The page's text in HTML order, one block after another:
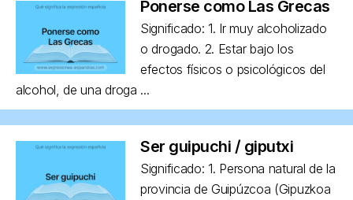
Ponerse como Las Grecas
Significado: 1. Ir muy alcoholizado
o drogado. 2. Estar bajo los
efectos físicos o psicológicos del
alcohol, de una droga ...
Ser guipuchi / giputxi
Significado: 1. Persona natural de la
provincia de Guipúzcoa (Gipuzkoa